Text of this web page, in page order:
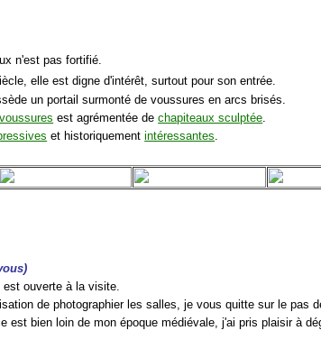
n'est pas fortifié.
elle est digne d'intérêt, surtout pour son entrée.
un portail surmonté de voussures en arcs brisés.
est agrémentée dechapiteaux sculptée
et historiquementintéressantes
ouverte à la visite.
de photographier les salles, je vous quitte sur le pas
est bien loin de mon époque médiévale, j'ai pris plaisir à